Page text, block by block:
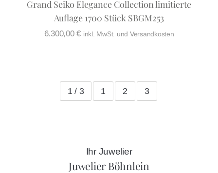
Grand Seiko Elegance Collection limitierte
Auflage 1700 Stück SBGM253
6.300,00€ inkl. MwSt. und Versandkosten
1 / 3 1 2 3
Ihr Juwelier
Juwelier Böhnlein